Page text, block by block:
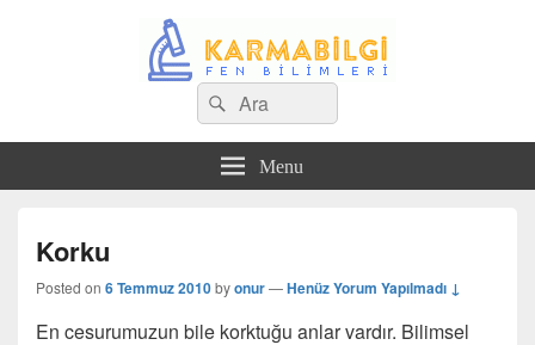
Search
for:
Ara
Menu
Korku
Posted on 6 Temmuz 2010byonur—Henüz Yorum Yapılmadı ↓
En cesurumuzun bile korktuğu anlar vardır. Bilimsel